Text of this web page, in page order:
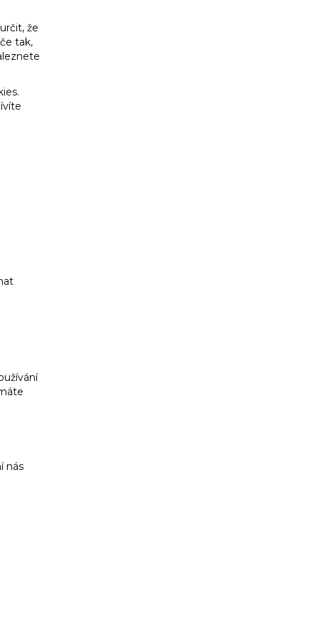
že
tak,
nás